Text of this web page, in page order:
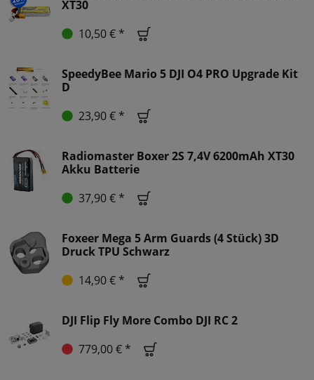
XT30
10,50 € *
SpeedyBee Mario 5 DJI O4 PRO Upgrade Kit
D
23,90 € *
Radiomaster Boxer 2S 7,4V 6200mAh XT30
Akku Batterie
37,90 € *
Foxeer Mega 5 Arm Guards (4 Stück) 3D
Druck TPU Schwarz
14,90 € *
DJI Flip Fly More Combo DJI RC 2
779,00 € *